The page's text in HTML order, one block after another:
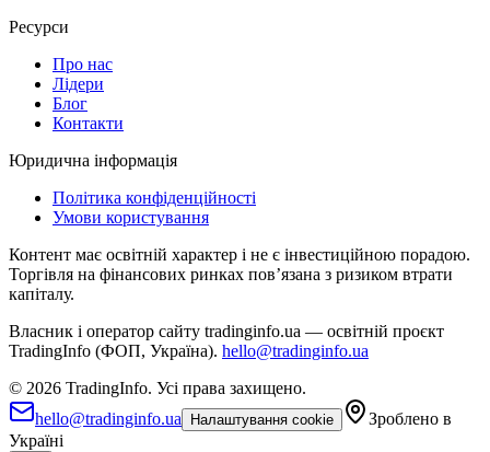
Ресурси
Про нас
Лідери
Блог
Контакти
Юридична інформація
Політика конфіденційності
Умови користування
Контент має освітній характер і не є інвестиційною порадою.
Торгівля на фінансових ринках повʼязана з ризиком втрати
капіталу.
Власник і оператор сайту tradinginfo.ua — освітній проєкт
TradingInfo (ФОП, Україна). hello@tradinginfo.ua
© 2026 TradingInfo. Усі права захищено.
hello@tradinginfo.ua
Налаштування cookie
Зроблено в
Україні